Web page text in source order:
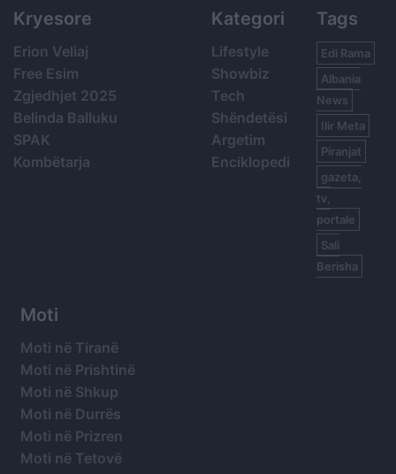
Kryesore
Erion Veliaj
Free Esim
Zgjedhjet 2025
Belinda Balluku
SPAK
Kombëtarja
Kategori
Lifestyle
Showbiz
Tech
Shëndetësi
Argetim
Enciklopedi
Tags
Edi Rama
Albania
News
Ilir Meta
Piranjat
gazeta,
tv,
portale
Sali
Berisha
Moti
Moti në Tiranë
Moti në Prishtinë
Moti në Shkup
Moti në Durrës
Moti në Prizren
Moti në Tetovë